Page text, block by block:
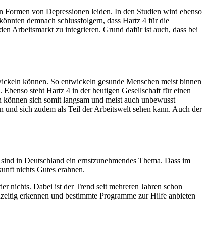
von Depressionen leiden. In den Studien wird ebenso
demnach schlussfolgern, dass Hartz 4 für die
Arbeitsmarkt zu integrieren. Grund dafür ist auch, dass bei
können. So entwickeln gesunde Menschen meist binnen
steht Hartz 4 in der heutigen Gesellschaft für einen
sich somit langsam und meist auch unbewusst
sich zudem als Teil der Arbeitswelt sehen kann. Auch der
in Deutschland ein ernstzunehmendes Thema. Dass im
nichts Gutes erahnen.
nichts. Dabei ist der Trend seit mehreren Jahren schon
erkennen und bestimmte Programme zur Hilfe anbieten